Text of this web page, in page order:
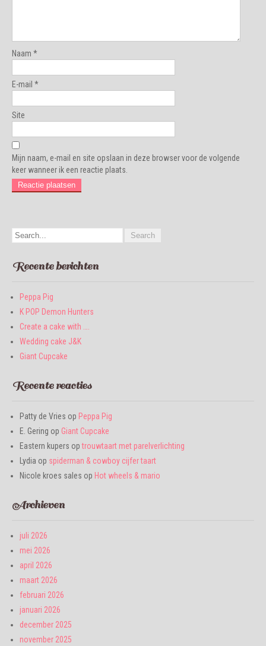
Naam *
E-mail *
Site
Mijn naam, e-mail en site opslaan in deze browser voor de volgende
keer wanneer ik een reactie plaats.
Recente berichten
Peppa Pig
K POP Demon Hunters
Create a cake with ….
Wedding cake J&K
Giant Cupcake
Recente reacties
Patty de Vries op Peppa Pig
E. Gering op Giant Cupcake
Eastern kupers optrouwtaart met parelverlichting
Lydia op spiderman & cowboy cijfer taart
Nicole kroes sales op Hot wheels & mario
Archieven
juli 2026
mei 2026
april 2026
maart 2026
februari 2026
januari 2026
december 2025
november 2025